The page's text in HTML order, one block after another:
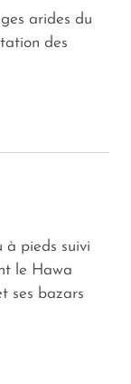
arides du
des
à pieds suivi
le Hawa
ses bazars